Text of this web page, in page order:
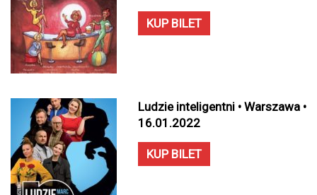
KUP BILET
Ludzie inteligentni • Warszawa •
16.01.2022
KUP BILET